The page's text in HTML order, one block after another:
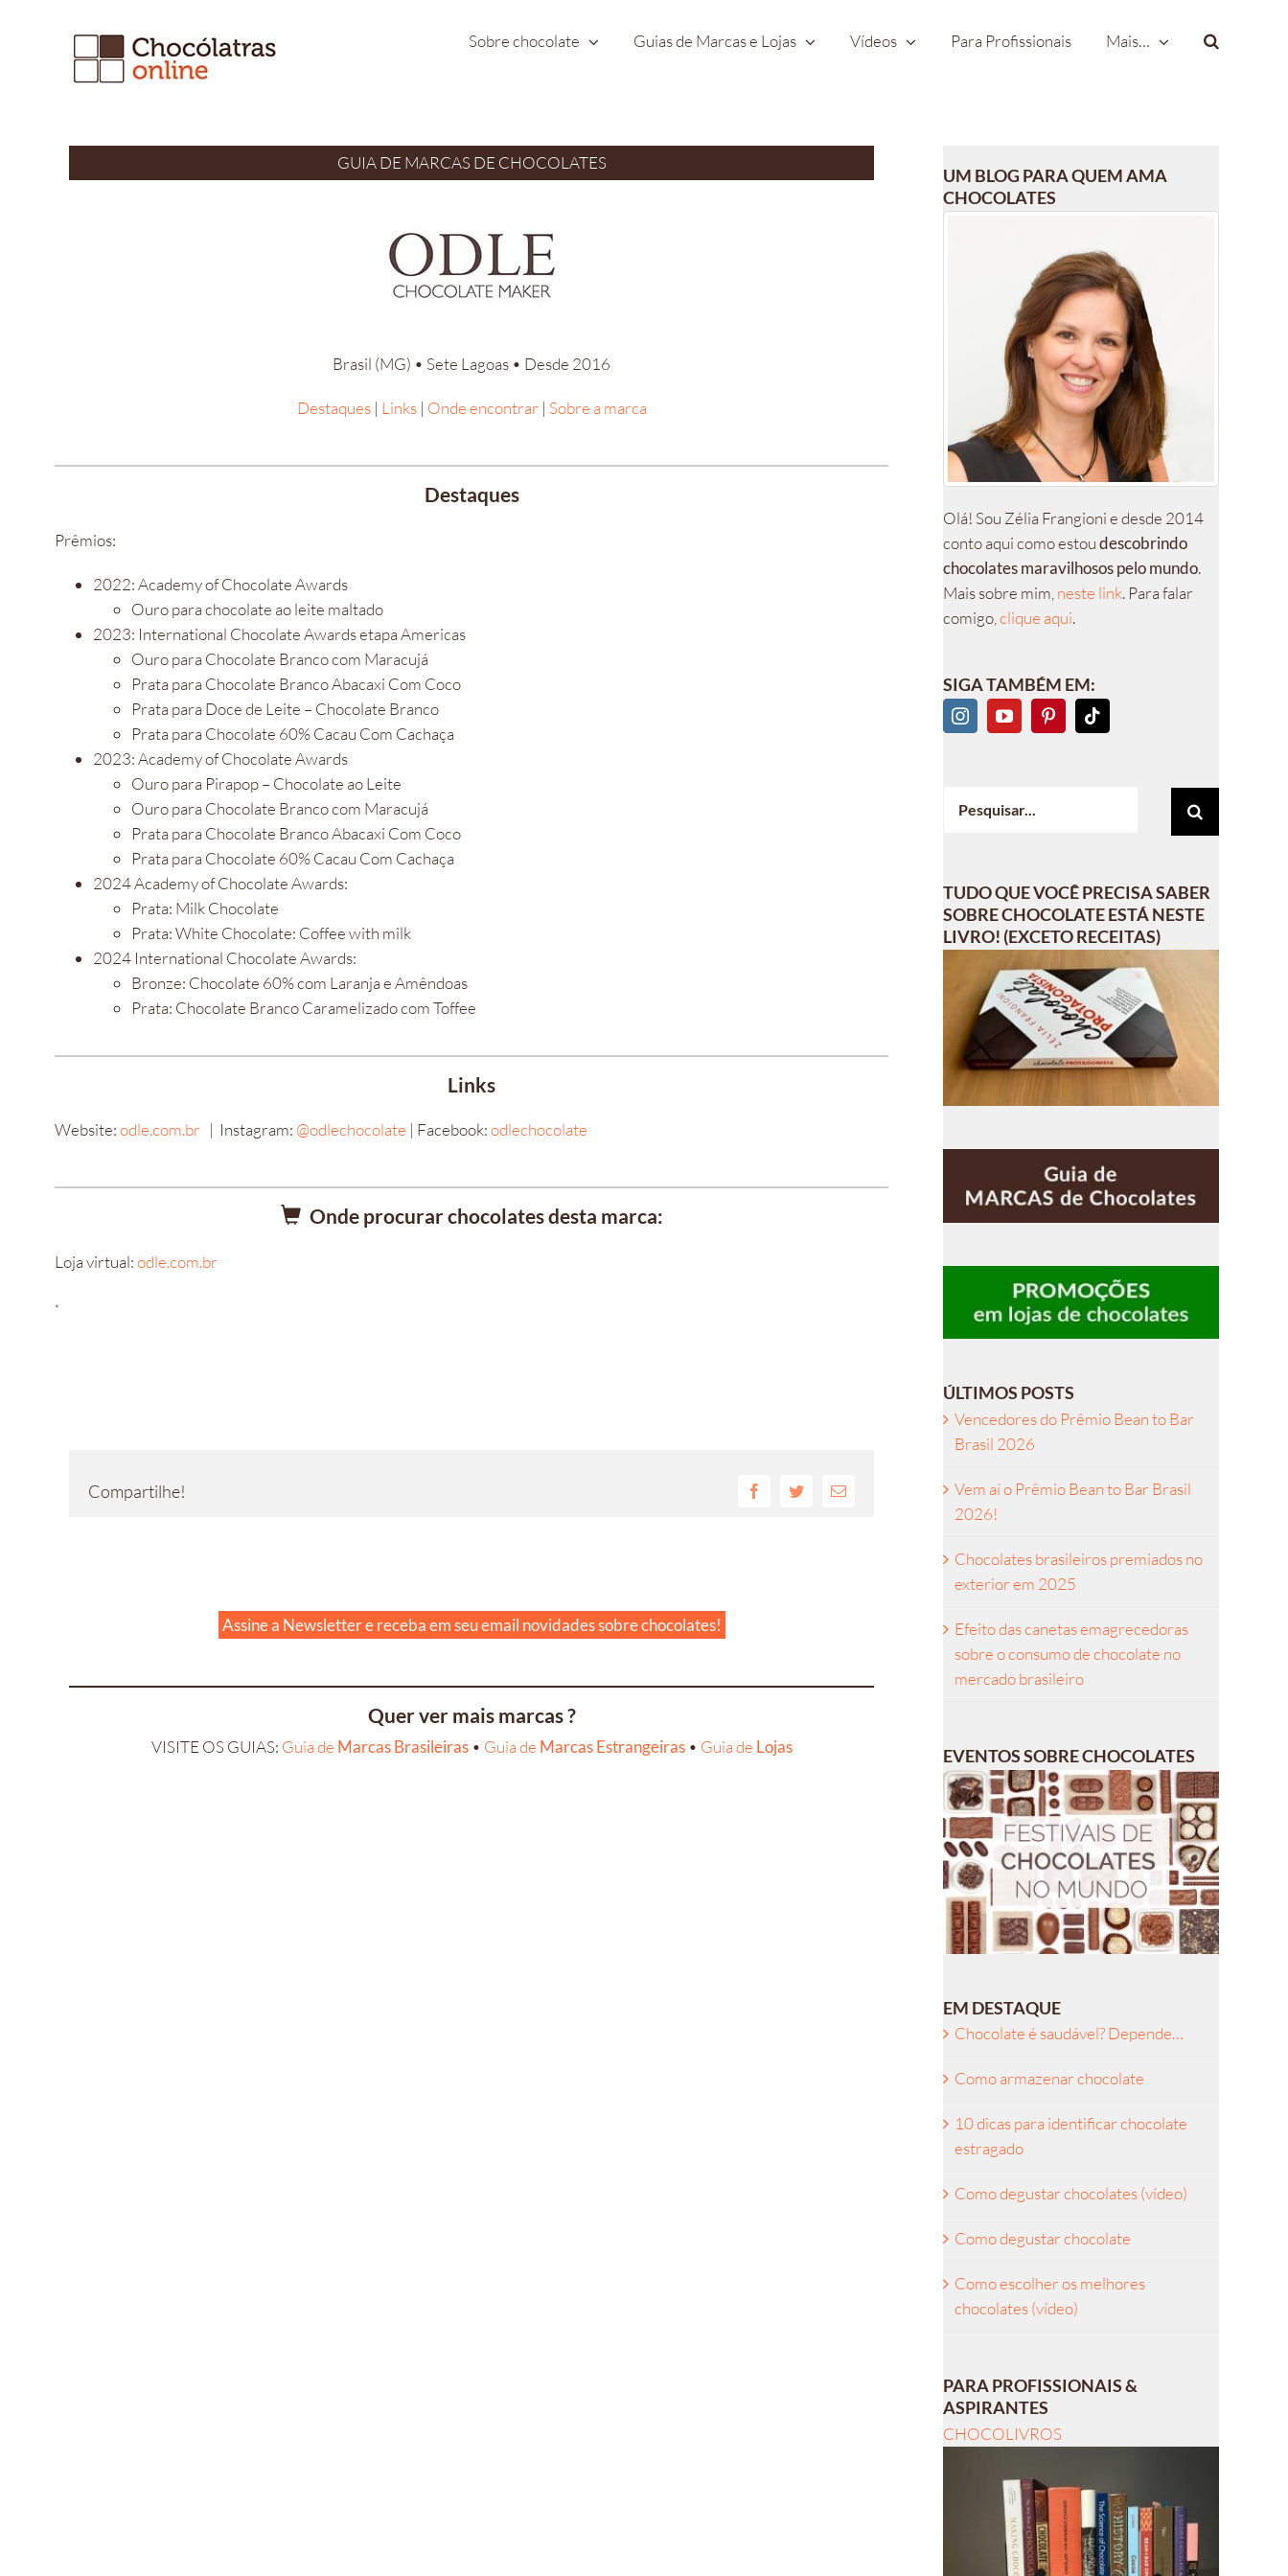
Sobre chocolate Guias de Marcas e Lojas Vídeos Para Profissionais Mais…
GUIA DE MARCAS DE CHOCOLATES
Brasil (MG) • Sete Lagoas • Desde 2016
Destaques| Links| Onde encontrar| Sobre a marca
Destaques
Prêmios:
2022: Academy of Chocolate Awards
Ouro para chocolate ao leite maltado
2023: International Chocolate Awards etapa Americas
Ouro para Chocolate Branco com Maracujá
Prata para Chocolate Branco Abacaxi Com Coco
Prata para Doce de Leite – Chocolate Branco
Prata para Chocolate 60% Cacau Com Cachaça
2023: Academy of Chocolate Awards
Ouro para Pirapop – Chocolate ao Leite
Ouro para Chocolate Branco com Maracujá
Prata para Chocolate Branco Abacaxi Com Coco
Prata para Chocolate 60% Cacau Com Cachaça
2024 Academy of Chocolate Awards:
Prata: Milk Chocolate
Prata: White Chocolate: Coffee with milk
2024 International Chocolate Awards:
Bronze: Chocolate 60% com Laranja e Amêndoas
Prata: Chocolate Branco Caramelizado com Toffee
Links
Website:odle.com.br | Instagram: @odlechocolate | Facebook:odlechocolate
Onde procurar chocolates desta marca:
Loja virtual:odle.com.br
*
Compartilhe! FacebookTwitterE-
Assine a Newsletter e receba em seu email novidades sobre chocolates!
Quer ver mais marcas ?
VISITE OS GUIAS: Guia de Marcas Brasileiras• Guia de Marcas Estrangeiras• Guia de Lojas
UM BLOG PARA QUEM AMA
CHOCOLATES
Olá! Sou Zélia Frangioni e desde 2014
conto aqui como estoudescobrindo
chocolates maravilhosos pelo mundo.
Mais sobre mim, neste link. Para falar
comigo, clique aqui.
SIGA TAMBÉM EM:
resultados
TUDO QUE VOCÊ PRECISA SABER
SOBRE CHOCOLATE ESTÁ NESTE
LIVRO! (EXCETO RECEITAS)
ÚLTIMOS POSTS
Vencedores do Prêmio Bean to Bar
Brasil 2026
Vem aí o Prêmio Bean to Bar Brasil
2026!
Chocolates brasileiros premiados no
exterior em 2025
Efeito das canetas emagrecedoras
sobre o consumo de chocolate no
mercado brasileiro
EVENTOS SOBRE CHOCOLATES
EM DESTAQUE
Chocolate é saudável? Depende…
Como armazenar chocolate
10 dicas para identificar chocolate
estragado
Como degustar chocolates (vídeo)
Como degustar chocolate
Como escolher os melhores
chocolates (vídeo)
PARA PROFISSIONAIS &
ASPIRANTES
CHOCOLIVROS